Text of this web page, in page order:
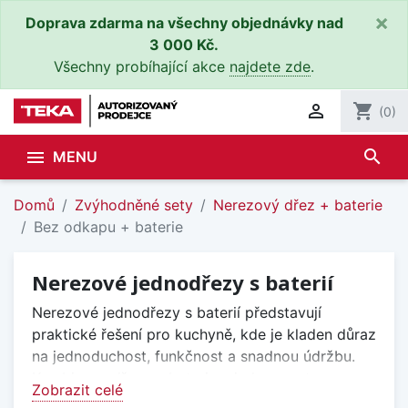
Doprava zdarma na všechny objednávky nad
3 000 Kč.
Všechny probíhající akce najdete zde.
×
 shopping_cart (0)
 MENU search
Domů Zvýhodněné sety
Nerezový dřez + baterie
Bez odkapu + baterie
Nerezové jednodřezy s baterií
Zobrazit celé
Nerezové jednodřezy s baterií představují
praktické řešení pro kuchyně, kde je kladen důraz
na jednoduchost, funkčnost a snadnou údržbu.
zajišťuje vzájemnou kompatibilitu a usnadňuje